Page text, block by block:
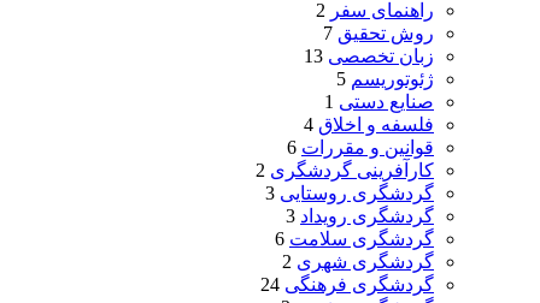
راهنمای سفر 2
روش تحقیق 7
زبان تخصصی 13
ژئوتوریسم 5
صنایع دستی 1
فلسفه و اخلاق 4
قوانین و مقررات 6
کارآفرینی گردشگری 2
گردشگری روستایی 3
گردشگری رویداد 3
گردشگری سلامت 6
گردشگری شهری 2
گردشگری فرهنگی 24